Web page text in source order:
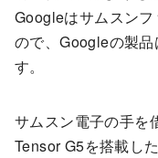
Googleはサムスン
ので、Googleの製
す。
サムスン電子の手を
Tensor G5を搭載し